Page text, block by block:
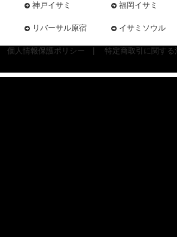
神戸イサミ 福岡イサミ
リバーサル原宿 イサミソウル
個人情報保護ポリシー 特定商取引に関す